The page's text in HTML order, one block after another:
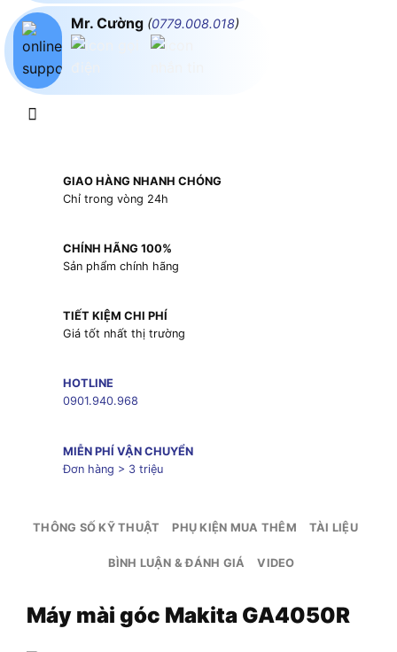
Mr. Cường (0779.008.018)
GIAO HÀNG NHANH CHÓNG
Chỉ trong vòng 24h
CHÍNH HÃNG 100%
Sản phẩm chính hãng
TIẾT KIỆM CHI PHÍ
Giá tốt nhất thị trường
HOTLINE
0901.940.968
MIỄN PHÍ VẬN CHUYỂN
Đơn hàng > 3 triệu
THÔNG SỐ KỸ THUẬT PHỤ KIỆN MUA THÊM TÀI LIỆU
BÌNH LUẬN & ĐÁNH GIÁ VIDEO
Máy mài góc Makita GA4050R